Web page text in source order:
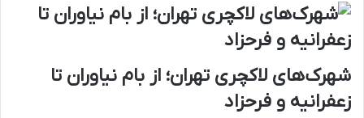
شهرک‌های لاکچری تهران؛ از بام نیاوران تا
زعفرانیه و فرحزاد